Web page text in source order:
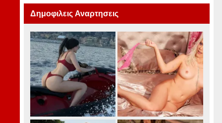
Δημοφιλεις Αναρτησεις